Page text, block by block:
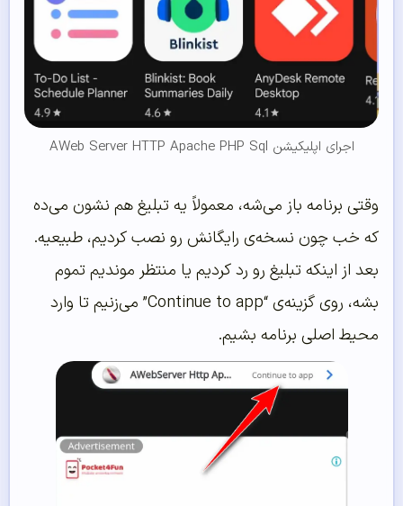
اجرای اپلیکیشن AWeb Server HTTP Apache PHP Sql
وقتی برنامه باز می‌شه، معمولاً یه تبلیغ هم نشون می‌ده
که خب چون نسخه‌ی رایگانش رو نصب کردیم، طبیعیه.
بعد از اینکه تبلیغ رو رد کردیم یا منتظر موندیم تموم
بشه، روی گزینه‌ی “Continue to app” می‌زنیم تا وارد
محیط اصلی برنامه بشیم.